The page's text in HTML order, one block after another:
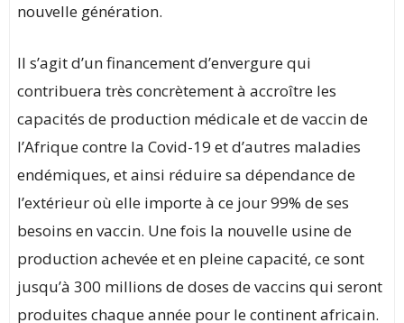
nouvelle génération.
Il s’agit d’un financement d’envergure qui
contribuera très concrètement à accroître les
capacités de production médicale et de vaccin de
l’Afrique contre la Covid-19 et d’autres maladies
endémiques, et ainsi réduire sa dépendance de
l’extérieur où elle importe à ce jour 99% de ses
besoins en vaccin. Une fois la nouvelle usine de
production achevée et en pleine capacité, ce sont
jusqu’à 300 millions de doses de vaccins qui seront
produites chaque année pour le continent africain.